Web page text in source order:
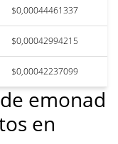
$0,00044461337
$0,00042994215
$0,00042237099
emonad
en